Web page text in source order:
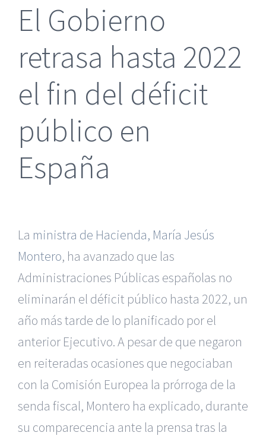
El Gobierno
retrasa hasta 2022
el fin del déficit
público en
España
La ministra de Hacienda, María Jesús
Montero, ha avanzado que las
Administraciones Públicas españolas no
eliminarán el déficit público hasta 2022, un
año más tarde de lo planificado por el
anterior Ejecutivo. A pesar de que negaron
en reiteradas ocasiones que negociaban
con la Comisión Europea la prórroga de la
senda fiscal, Montero ha explicado, durante
su comparecencia ante la prensa tras la